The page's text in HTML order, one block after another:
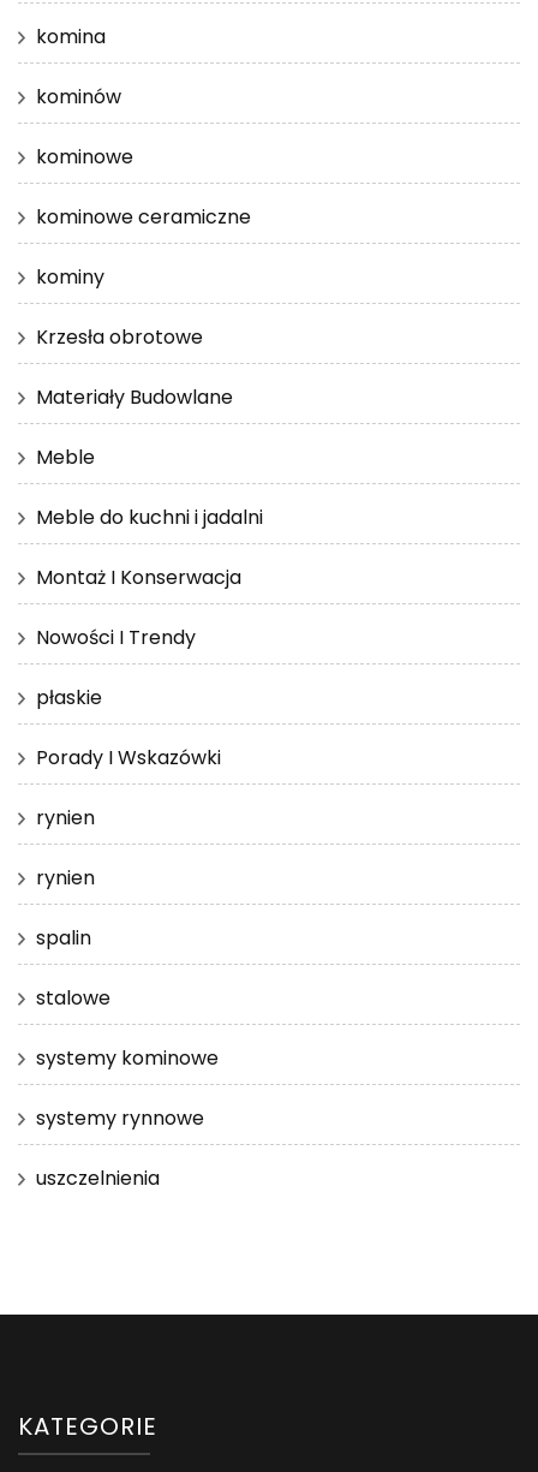
komina
kominów
kominowe
kominowe ceramiczne
kominy
Krzesła obrotowe
Materiały Budowlane
Meble
Meble do kuchni i jadalni
Montaż I Konserwacja
Nowości I Trendy
płaskie
Porady I Wskazówki
rynien
rynien
spalin
stalowe
systemy kominowe
systemy rynnowe
uszczelnienia
KATEGORIE